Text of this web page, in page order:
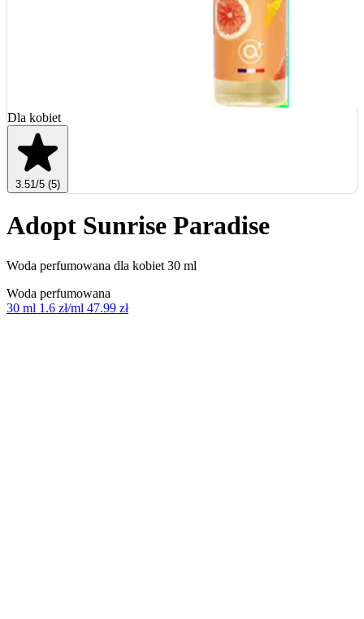
Dla kobiet
3.51/5 (5)
Adopt Sunrise Paradise
Woda perfumowana dla kobiet 30 ml
Woda perfumowana
30 ml 1.6 zł/ml 47.99 zł